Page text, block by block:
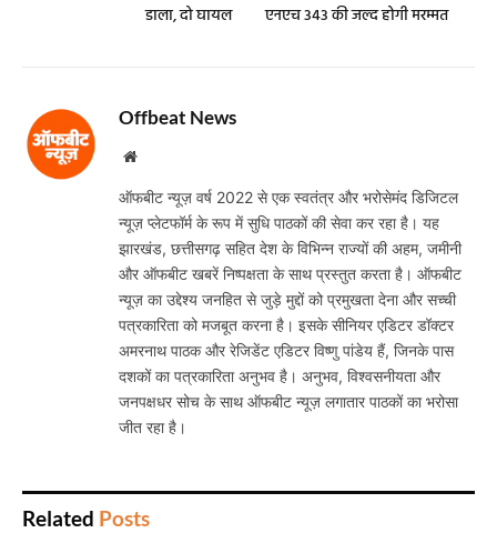
डाला, दो घायल
एनएच 343 की जल्द होगी मरम्मत
Offbeat News
Website
ऑफबीट न्यूज़ वर्ष 2022 से एक स्वतंत्र और भरोसेमंद डिजिटल
न्यूज़ प्लेटफॉर्म के रूप में सुधि पाठकों की सेवा कर रहा है। यह
झारखंड, छत्तीसगढ़ सहित देश के विभिन्न राज्यों की अहम, जमीनी
और ऑफबीट खबरें निष्पक्षता के साथ प्रस्तुत करता है। ऑफबीट
न्यूज़ का उद्देश्य जनहित से जुड़े मुद्दों को प्रमुखता देना और सच्ची
पत्रकारिता को मजबूत करना है। इसके सीनियर एडिटर डॉक्टर
अमरनाथ पाठक और रेजिडेंट एडिटर विष्णु पांडेय हैं, जिनके पास
दशकों का पत्रकारिता अनुभव है। अनुभव, विश्वसनीयता और
जनपक्षधर सोच के साथ ऑफबीट न्यूज़ लगातार पाठकों का भरोसा
जीत रहा है।
Related Posts